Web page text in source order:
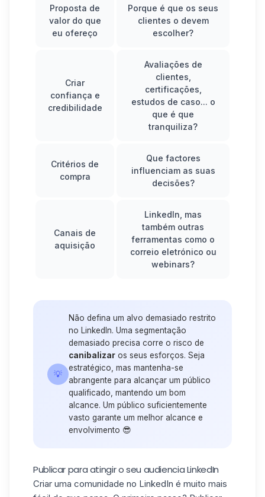
Proposta de
valor do que
eu ofereço
Porque é que os seus
clientes o devem
escolher?
Criar
confiança e
credibilidade
Avaliações de
clientes,
certificações,
estudos de caso... o
que é que
tranquiliza?
Critérios de
compra
Que factores
influenciam as suas
decisões?
Canais de
aquisição
LinkedIn, mas
também outras
ferramentas como o
correio eletrónico ou
webinars?
💡
Não defina um alvo demasiado restrito
no LinkedIn. Uma segmentação
demasiado precisa corre o risco de
canibalizar os seus esforços. Seja
estratégico, mas mantenha-se
abrangente para alcançar um público
qualificado, mantendo um bom
alcance. Um público suficientemente
vasto garante um melhor alcance e
envolvimento 😎
Publicar para atingir o seu audiencia LinkedIn
Criar uma comunidade no LinkedIn é muito mais